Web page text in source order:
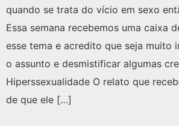
quando se trata do vício em sexo
Essa semana recebemos uma caixa
esse tema e acredito que seja muito
o assunto e desmistificar algumas
Hiperssexualidade O relato que
de que ele […]